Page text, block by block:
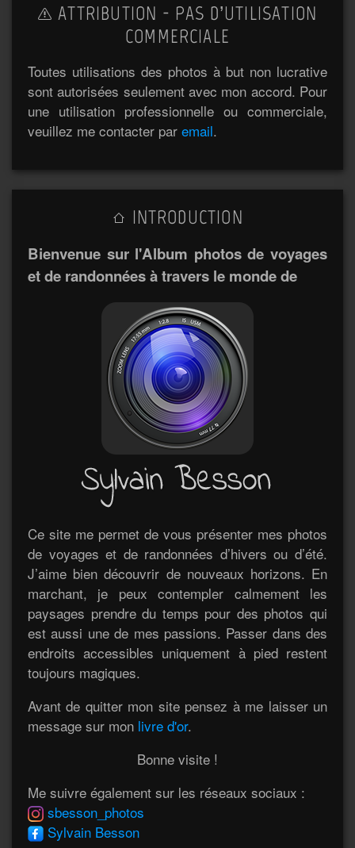
ATTRIBUTION - PAS D’UTILISATION
COMMERCIALE
Toutes utilisations des photos à but non lucrative
sont autorisées seulement avec mon accord. Pour
une utilisation professionnelle ou commerciale,
veuillez me contacter par email.
INTRODUCTION
Bienvenue sur l'Album photos de voyages
et de randonnées à travers le monde de
Ce site me permet de vous présenter mes photos
de voyages et de randonnées d’hivers ou d’été.
J’aime bien découvrir de nouveaux horizons. En
marchant, je peux contempler calmement les
paysages prendre du temps pour des photos qui
est aussi une de mes passions. Passer dans des
endroits accessibles uniquement à pied restent
toujours magiques.
Avant de quitter mon site pensez à me laisser un
message sur mon livre d'or.
Bonne visite !
Me suivre également sur les réseaux sociaux :
sbesson_photos
Sylvain Besson